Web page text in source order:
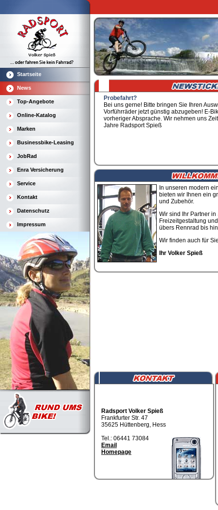
Startseite
News
Top-Angebote
Online-Katalog
Marken
Businessbike-Leasing
JobRad
Enra Versicherung
Service
Kontakt
Datenschutz
Impressum
In unseren modern
bieten wir Ihnen ein
und Zubehör.
Wir sind Ihr Partner
Freizeitgestaltung
übers Rennrad bis
Wir finden auch für
Ihr Volker Spieß
Radsport Volker Spieß
Frankfurter Str. 47
35625 Hüttenberg, Hess
Tel.: 06441 73084
Email
Homepage